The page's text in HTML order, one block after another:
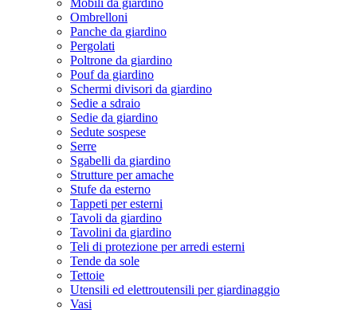
Mobili da giardino
Ombrelloni
Panche da giardino
Pergolati
Poltrone da giardino
Pouf da giardino
Schermi divisori da giardino
Sedie a sdraio
Sedie da giardino
Sedute sospese
Serre
Sgabelli da giardino
Strutture per amache
Stufe da esterno
Tappeti per esterni
Tavoli da giardino
Tavolini da giardino
Teli di protezione per arredi esterni
Tende da sole
Tettoie
Utensili ed elettroutensili per giardinaggio
Vasi